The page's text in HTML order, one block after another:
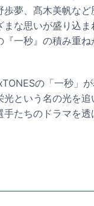
夢、髙木美帆な
な思いが盛り込
一秒』の積み重
の「一秒」
という名の光を
たちのドラマを